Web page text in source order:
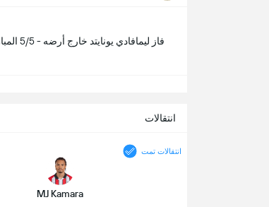
فاز ليمافادي يونايتد خارج أرضه - 5/5 المباريات الاخيرة
انتقالات
انتقالات تمت
MJ Kamara